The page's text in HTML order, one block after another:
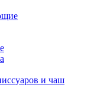
и чаш